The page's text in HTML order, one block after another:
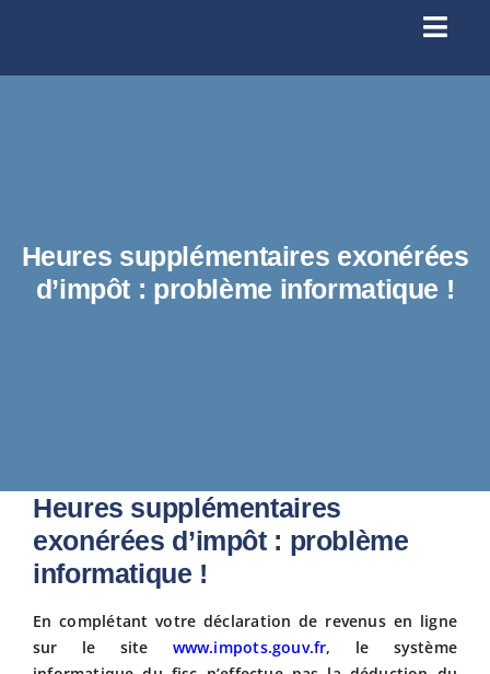
À
Heures supplémentaires exonérées
d’impôt : problème informatique !
Heures supplémentaires
exonérées d’impôt : problème
informatique !
En complétant votre déclaration de revenus en ligne
sur le site www.impots.gouv.fr, le système